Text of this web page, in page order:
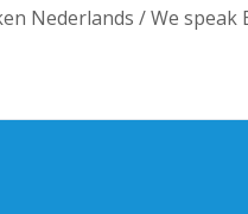
Nederlands / We speak